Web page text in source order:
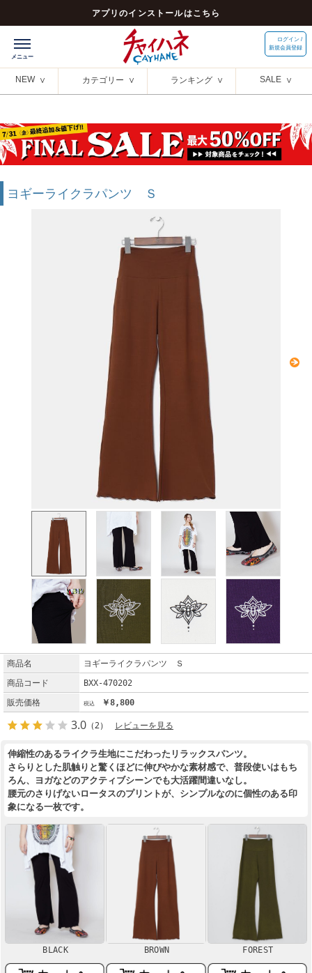
アプリのインストールはこちら
ログイン /
新規会員登録
NEW カテゴリー ランキング SALE
ヨギーライクラパンツ Ｓ
商品名
ヨギーライクラパンツ Ｓ
商品コード
BXX-470202
販売価格
￥8,800
3.0 （2） レビューを見る
伸縮性のあるライクラ生地にこだわったリラックスパンツ。
さらりとした肌触りと驚くほどに伸びやかな素材感で、普段使いはもち
ろん、ヨガなどのアクティブシーンでも大活躍間違いなし。
腰元のさりげないロータスのプリントが、シンプルなのに個性のある印
象になる一枚です。
BLACK BROWN FOREST